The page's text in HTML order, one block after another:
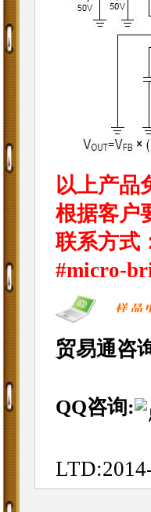
以上产品
根据客户
联系方式
#micro-
贸易通咨
QQ咨询: